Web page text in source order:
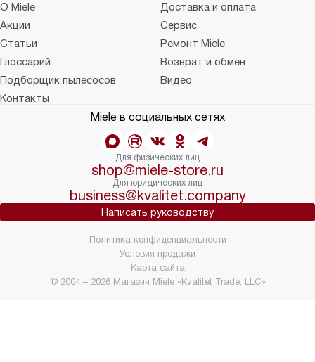
О Miele
Доставка и оплата
Акции
Сервис
Статьи
Ремонт Miele
Глоссарий
Возврат и обмен
Подборщик пылесосов
Видео
Контакты
Miele в социальных сетях
Для физических лиц
shop@miele-store.ru
Для юридических лиц
business@kvalitet.company
Написать руководству
© 2004 – 2026 Магазин Miele «Kvalitet Trade, LLC»
Политика конфиденциальности
Условия продажи
Карта сайта